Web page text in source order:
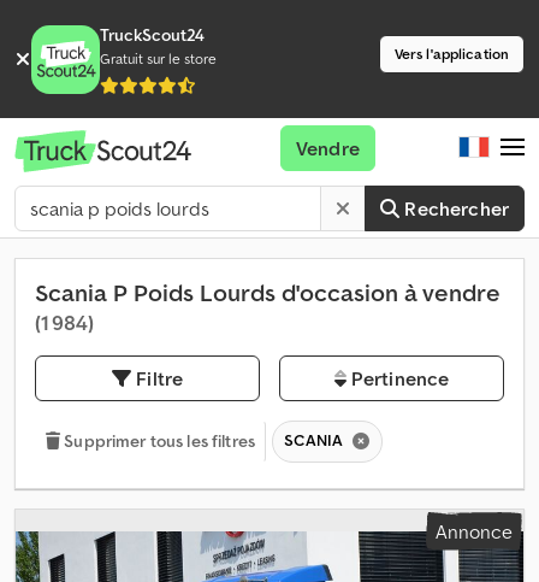
TruckScout24
Gratuit sur le store Vers l'application
Rechercher
Vendre
Scania P Poids Lourds d'occasion à vendre
(1 984)
Filtre Pertinence
Supprimer tous les filtres SCANIA
Annonce